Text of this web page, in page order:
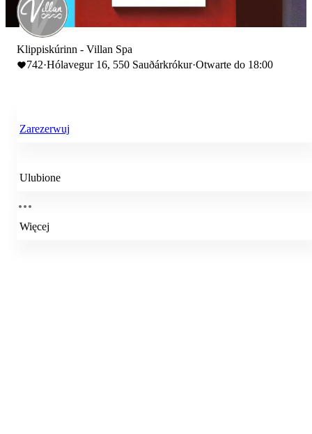
Klippiskúrinn - Villan Spa
742·Hólavegur 16, 550 Sauðárkrókur·Otwarte do 18:00
Zarezerwuj
Ulubione
Więcej